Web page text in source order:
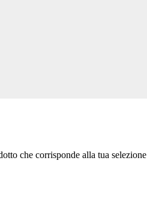
che corrisponde alla tua